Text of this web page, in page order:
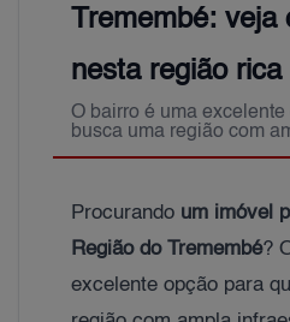
Tremembé:
nesta região
O bairro é uma
busca uma região com
Procurando um imóvel
Região do Tremembé?
excelente opção para